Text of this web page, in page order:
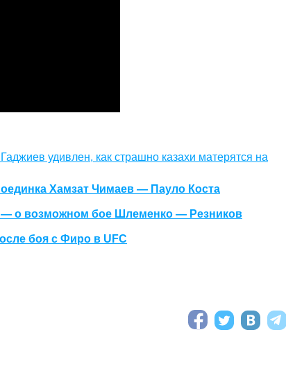
удивлен, как страшно казахи матерятся на
Хамзат Чимаев — Пауло Коста
— о возможном бое Шлеменко — Резников
боя с Фиро в UFC